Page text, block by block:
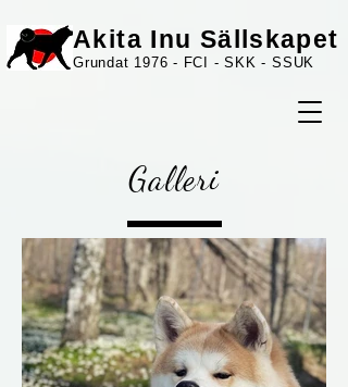
Akita Inu Sällskapet
Grundat 1976 - FCI - SKK - SSUK
Galleri